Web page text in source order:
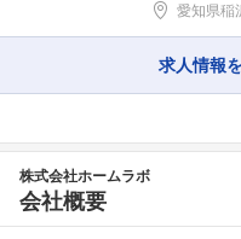
愛知県稲
求人情報
株式会社ホームラボ
会社概要